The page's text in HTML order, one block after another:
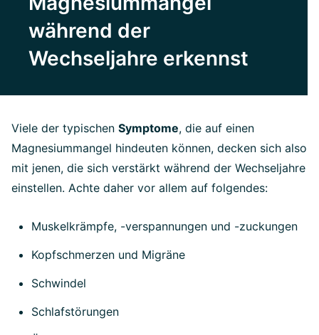
während der
Wechseljahre erkennst
Viele der typischen Symptome, die auf einen
Magnesiummangel hindeuten können, decken sich also
mit jenen, die sich verstärkt während der Wechseljahre
einstellen. Achte daher vor allem auf folgendes:
Muskelkrämpfe, -verspannungen und -zuckungen
Kopfschmerzen und Migräne
Schwindel
Schlafstörungen